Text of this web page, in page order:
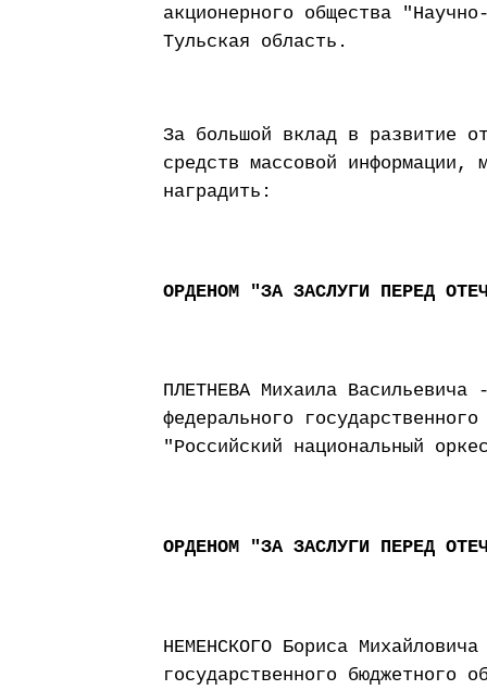
акционерного общества
Тульская область.
За большой вклад в развитие
средств массовой информации,
наградить:
ОРДЕНОМ "ЗА ЗАСЛУГИ ПЕРЕД
ПЛЕТНЕВА Михаила Васильевича
федерального
"Российский национальный
ОРДЕНОМ "ЗА ЗАСЛУГИ ПЕРЕД
НЕМЕНСКОГО Бориса
государственного бюджетного